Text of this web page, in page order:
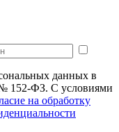
данных в
152-ФЗ. С условиями
на обработку